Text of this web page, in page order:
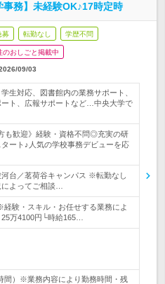
務】未経験OK♪17時定時
募 転勤なし 学歴不問
のおしごと掲載中
09/03
生対応、図書館内の業務サポート、
ト、広報サポートなど…中央大学で
も歓迎》経験・資格不問◎充実の研
ート♪人気の学校事務デビューを応
河台／茗荷谷キャンパス ※転勤なし
によってご相談…
験・スキル・お任せする業務によ
万4100円└時給165…
間）※業務内容により勤務時間・残